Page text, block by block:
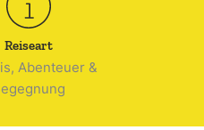
Reiseart
Abenteuer &